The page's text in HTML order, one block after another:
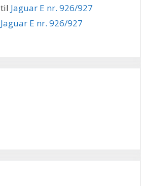
til Jaguar E nr. 926/927
Jaguar E nr. 926/927